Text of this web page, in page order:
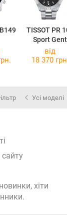
TISSOT PR
Sport Gent
51.00
від
18 370
Усі моделі
хіти
.